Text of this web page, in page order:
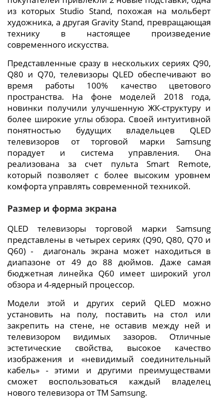
из которых Studio Stand, похожая на мольберт
художника, а другая Gravity Stand, превращающая
технику в настоящее произведение
современного искусства.
Представленные сразу в нескольких сериях Q90,
Q80 и Q70, телевизоры QLED обеспечивают во
время работы 100% качество цветового
пространства. На фоне моделей 2018 года,
новинки получили улучшенную ЖК-структуру и
более широкие углы обзора. Своей интуитивной
понятностью будущих владельцев QLED
телевизоров от торговой марки Samsung
порадует и система управления. Она
реализована за счет пульта Smart Remote,
который позволяет с более высоким уровнем
комфорта управлять современной техникой.
Размер и форма экрана
QLED телевизоры торговой марки Samsung
представлены в четырех сериях (Q90, Q80, Q70 и
Q60) - диагональ экрана может находиться в
диапазоне от 49 до 88 дюймов. Даже самая
бюджетная линейка Q60 имеет широкий угол
обзора и 4-ядерный процессор.
Модели этой и других серий QLED можно
установить на полу, поставить на стол или
закрепить на стене, не оставив между ней и
телевизором видимых зазоров. Отличные
эстетические свойства, высокое качество
изображения и «невидимый соединительный
кабель» - этими и другими преимуществами
сможет воспользоваться каждый владелец
нового телевизора от ТМ Samsung.